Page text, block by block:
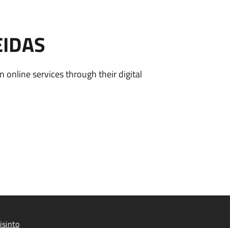
online services through their digital